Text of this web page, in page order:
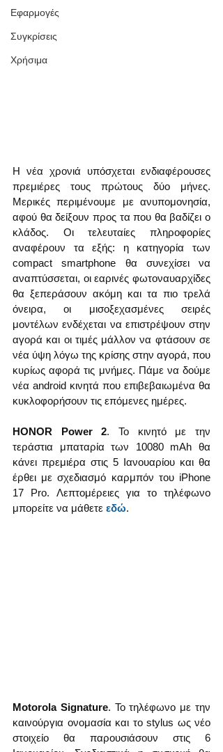
Εφαρμογές
Συγκρίσεις
Χρήσιμα
Η νέα χρονιά υπόσχεται ενδιαφέρουσες
πρεμιέρες τους πρώτους δύο μήνες.
Μερικές περιμένουμε με ανυπομονησία,
αφού θα δείξουν προς τα που θα βαδίζει ο
κλάδος. Οι τελευταίες πληροφορίες
αναφέρουν τα εξής: η κατηγορία των
compact smartphone θα συνεχίσει να
αναπτύσσεται, οι εαρινές φωτοναυαρχίδες
θα ξεπεράσουν ακόμη και τα πιο τρελά
όνειρα, οι μισοξεχασμένες σειρές
μοντέλων ενδέχεται να επιστρέψουν στην
αγορά και οι τιμές μάλλον να φτάσουν σε
νέα ύψη λόγω της κρίσης στην αγορά, που
κυρίως αφορά τις μνήμες. Πάμε να δούμε
νέα android κινητά που επιβεβαιωμένα θα
κυκλοφορήσουν τις επόμενες ημέρες.
HONOR Power 2. Το κινητό με την
τεράστια μπαταρία των 10080 mAh θα
κάνει πρεμιέρα στις 5 Ιανουαρίου και θα
έρθει με σχεδιασμό καρμπόν του iPhone
17 Pro. Λεπτομέρειες για το τηλέφωνο
μπορείτε να μάθετε εδώ.
Motorola Signature. Το τηλέφωνο με την
καινούργια ονομασία και το stylus ως νέο
στοιχείο θα παρουσιάσουν στις 6